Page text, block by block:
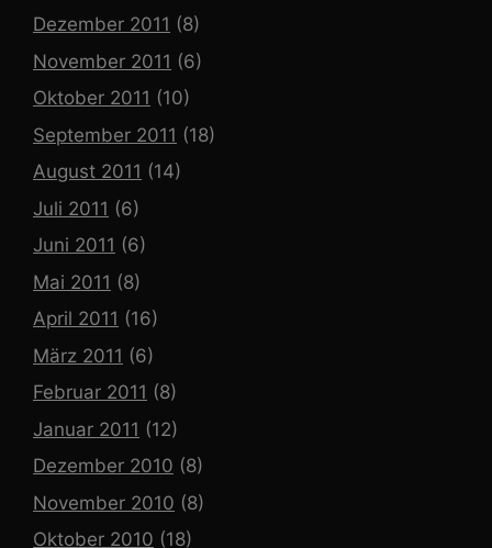
Dezember 2011 (8)
November 2011 (6)
Oktober 2011 (10)
September 2011 (18)
August 2011 (14)
Juli 2011 (6)
Juni 2011 (6)
Mai 2011 (8)
April 2011 (16)
März 2011 (6)
Februar 2011 (8)
Januar 2011 (12)
Dezember 2010 (8)
November 2010 (8)
Oktober 2010 (18)